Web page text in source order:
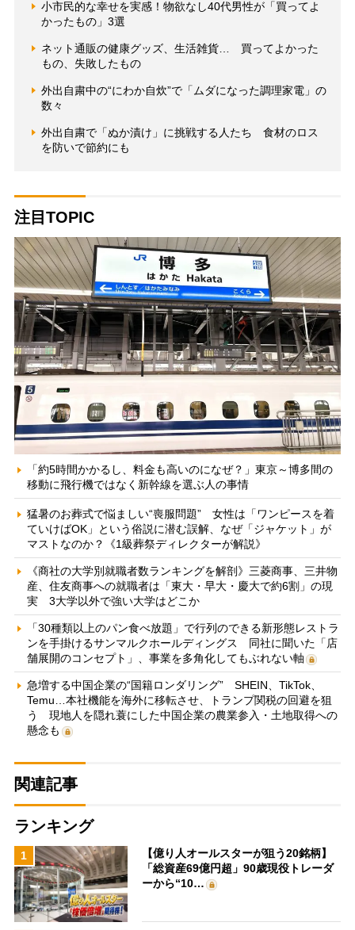
小市民的な幸せを実感！物欲なし40代男性が「買ってよ
かったもの」3選
ネット通販の健康グッズ、生活雑貨… 買ってよかった
もの、失敗したもの
外出自粛中の“にわか自炊”で「ムダになった調理家電」の
数々
外出自粛で「ぬか漬け」に挑戦する人たち 食材のロス
を防いで節約にも
注目TOPIC
「約5時間かかるし、料金も高いのになぜ？」東京～博多間の
移動に飛行機ではなく新幹線を選ぶ人の事情
猛暑のお葬式で悩ましい“喪服問題” 女性は「ワンピースを着
ていけばOK」という俗説に潜む誤解、なぜ「ジャケット」が
マストなのか？《1級葬祭ディレクターが解説》
《商社の大学別就職者数ランキングを解剖》三菱商事、三井物
産、住友商事への就職者は「東大・早大・慶大で約6割」の現
実 3大学以外で強い大学はどこか
「30種類以上のパン食べ放題」で行列のできる新形態レストラ
ンを手掛けるサンマルクホールディングス 同社に聞いた「店
舗展開のコンセプト」、事業を多角化してもぶれない軸
急増する中国企業の“国籍ロンダリング” SHEIN、TikTok、
Temu…本社機能を海外に移転させ、トランプ関税の回避を狙
う 現地人を隠れ蓑にした中国企業の農業参入・土地取得への
懸念も
関連記事
ランキング
1
【億り人オールスターが狙う20銘柄】
「総資産69億円超」90歳現役トレーダ
ーから“10…